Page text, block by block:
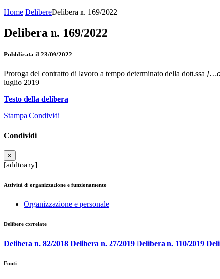
Home DelibereDelibera n. 169/2022
Delibera n. 169/2022
Pubblicata il 23/09/2022
Proroga del contratto di lavoro a tempo determinato della dott.ssa
luglio 2019
Testo della delibera
Stampa Condividi
Condividi
×
[addtoany]
Attività di organizzazione e funzionamento
Organizzazione e personale
Delibere correlate
Delibera n. 82/2018 Delibera n. 27/2019 Delibera n. 110/2019
Fonti